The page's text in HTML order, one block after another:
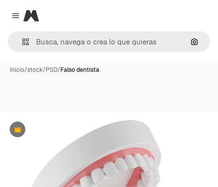
Close menu
Magnific
Inicio/stock/PSD/Falso dentista
Premium